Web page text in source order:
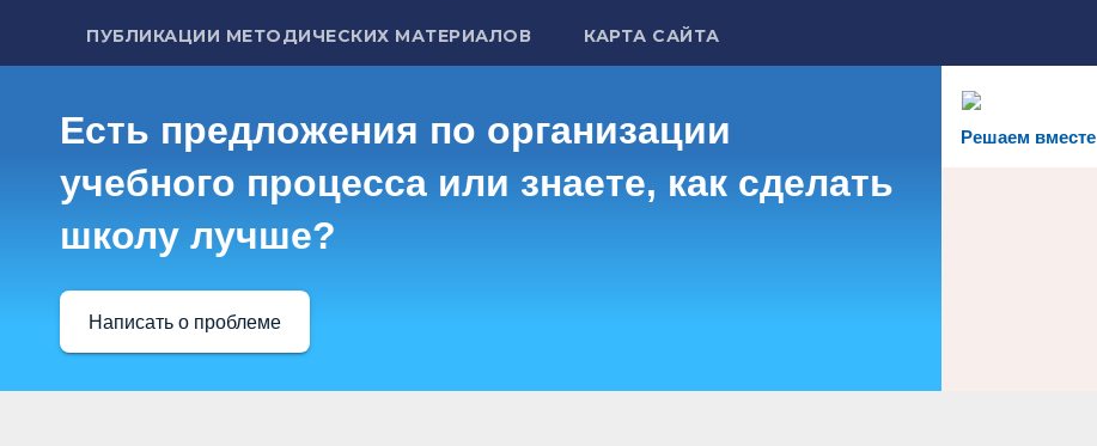
ПУБЛИКАЦИИ МЕТОДИЧЕСКИХ МАТЕРИАЛОВ КАРТА САЙТА
Решаем вместе
Есть предложения по организации
учебного процесса или знаете, как сделать
школу лучше?
Написать о проблеме